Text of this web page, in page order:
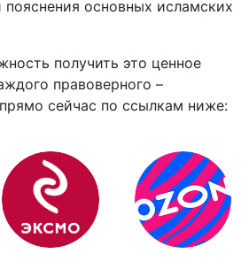
основных исламских
получить это ценное
правоверного –
сейчас по ссылкам ниже: